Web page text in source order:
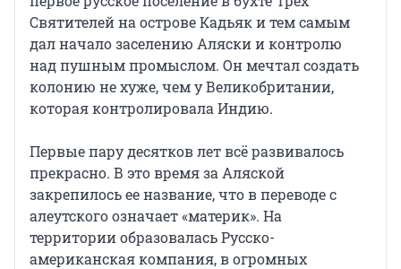
Святителей на острове Кадьяк и тем самым
дал начало заселению Аляски и контролю
над пушным промыслом. Он мечтал создать
колонию не хуже, чем у Великобритании,
которая контролировала Индию.
Первые пару десятков лет всё развивалось
прекрасно. В это время за Аляской
закрепилось ее название, что в переводе с
алеутского означает «материк». На
территории образовалась Русско-
американская компания, в огромных